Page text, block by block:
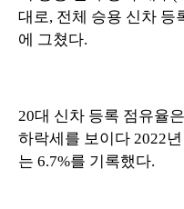
대로, 전체 승용 신차 등
에 그쳤다.
20대 신차 등록 점유율
하락세를 보이다 2022
는 6.7%를 기록했다.